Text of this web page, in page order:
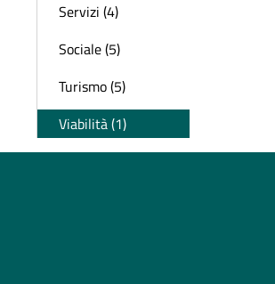
Servizi (4)
Sociale (5)
Turismo (5)
Viabilità (1)